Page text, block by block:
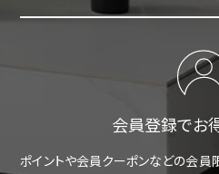
会員登録でお
ポイントや会員クーポンなどの会員